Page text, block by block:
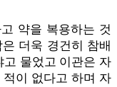
약을 복용하는 것
더욱 경건히 참배
고 물었고 이관은 자
이 없다고 하며 자